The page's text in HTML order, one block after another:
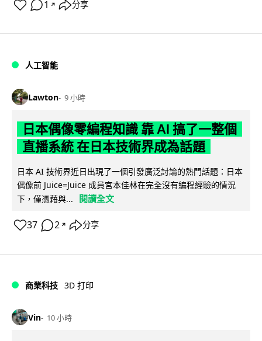
1 ↗ 分享
人工智能
Lawton 9 小時
日本偶像零編程知識 靠 AI 搞了一整個
直播系統 在日本技術界成為話題
日本 AI 技術界近日出現了一個引發廣泛討論的熱門話題：日本
偶像前 Juice=Juice 成員宮本佳林在完全沒有編程經驗的情況
下，僅憑藉與...
閱讀全文
37 2 ↗ 分享
商業科技 3D 打印
Vin 10 小時